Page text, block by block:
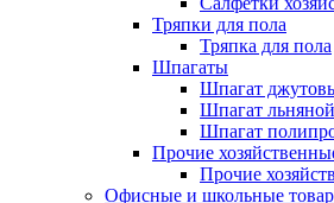
Тряпки для пола
Тряпка для пола
Шпагаты
Шпагат
Шпагат льняной
Шпагат
Прочие
Прочие
Офисные и школьные